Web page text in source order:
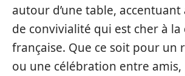
autour d’une table, accentuant
de convivialité qui est cher à la
française. Que ce soit pour un
ou une célébration entre